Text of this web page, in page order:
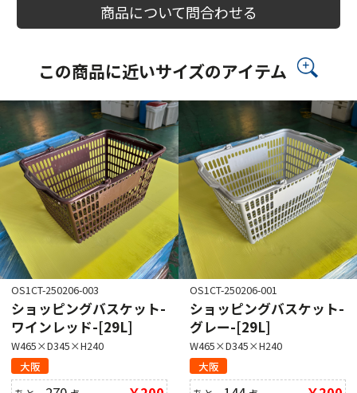
商品について問合わせる
この商品に近いサイズのアイテム
OS1CT-250206-003
ショッピングバスケット-
ワインレッド-[29L]
W465×D345×H240
大阪
OS1CT-250206-001
ショッピングバスケット-
グレー-[29L]
W465×D345×H240
大阪